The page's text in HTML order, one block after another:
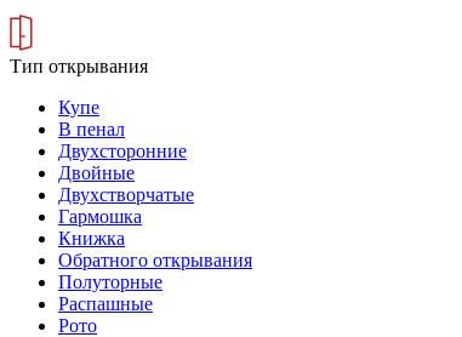
Тип открывания
Купе
В пенал
Двухсторонние
Двойные
Двухстворчатые
Гармошка
Книжка
Обратного открывания
Полуторные
Распашные
Рото